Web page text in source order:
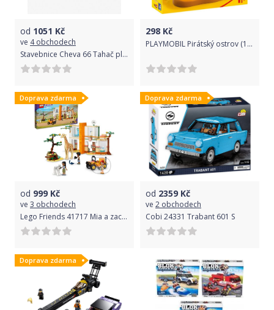
od 1051 Kč
ve 4 obchodech
Stavebnice Cheva 66 Tahač plast 500ks v krabici 38,5x24x9cm
298 Kč
PLAYMOBIL Pirátský ostrov (1.2.3) 9119
Doprava zdarma
od 999 Kč
ve 3 obchodech
Lego Friends 41717 Mia a zachranná akcia v divočine - LEGO
Doprava zdarma
od 2359 Kč
ve 2 obchodech
Cobi 24331 Trabant 601 S
Doprava zdarma